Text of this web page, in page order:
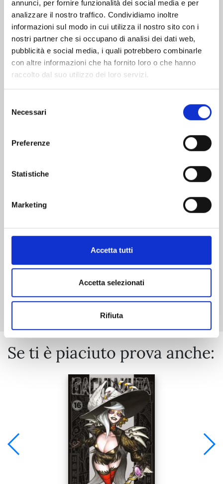
annunci, per fornire funzionalità dei social media e per
analizzare il nostro traffico. Condividiamo inoltre
informazioni sul modo in cui utilizza il nostro sito con i
nostri partner che si occupano di analisi dei dati web,
pubblicità e social media, i quali potrebbero combinarle
con altre informazioni che ha fornito loro o che hanno
raccolto dal suo utilizzo dei loro servizi.
delNecessari
Preferenze
Statistiche
Marketing
Accetta tutti
Accetta selezionati
Rifiuta
€ 5,90
Se ti è piaciuto prova anche: